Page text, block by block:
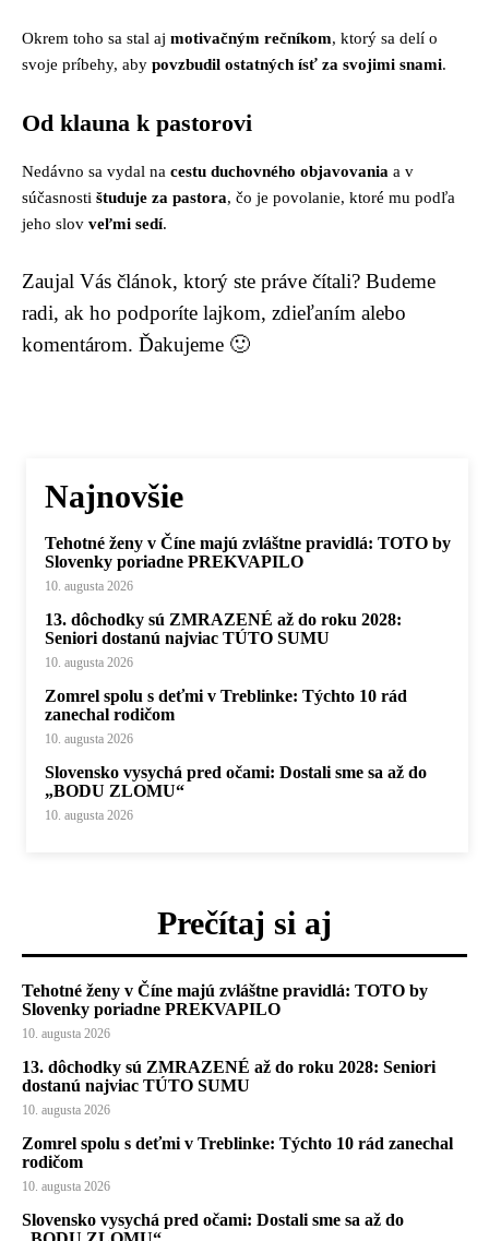
Okrem toho sa stal aj motivačným rečníkom, ktorý sa delí o
svoje príbehy, aby povzbudil ostatných ísť za svojimi snami.
Od klauna k pastorovi
Nedávno sa vydal na cestu duchovného objavovania a v
súčasnosti študuje za pastora, čo je povolanie, ktoré mu podľa
jeho slov veľmi sedí.
Zaujal Vás článok, ktorý ste práve čítali? Budeme
radi, ak ho podporíte lajkom, zdieľaním alebo
komentárom. Ďakujeme 🙂
Najnovšie
Tehotné ženy v Číne majú zvláštne pravidlá: TOTO by
Slovenky poriadne PREKVAPILO
10. augusta 2026
13. dôchodky sú ZMRAZENÉ až do roku 2028:
Seniori dostanú najviac TÚTO SUMU
10. augusta 2026
Zomrel spolu s deťmi v Treblinke: Týchto 10 rád
zanechal rodičom
10. augusta 2026
Slovensko vysychá pred očami: Dostali sme sa až do
„BODU ZLOMU“
10. augusta 2026
Prečítaj si aj
Tehotné ženy v Číne majú zvláštne pravidlá: TOTO by
Slovenky poriadne PREKVAPILO
10. augusta 2026
13. dôchodky sú ZMRAZENÉ až do roku 2028: Seniori
dostanú najviac TÚTO SUMU
10. augusta 2026
Zomrel spolu s deťmi v Treblinke: Týchto 10 rád zanechal
rodičom
10. augusta 2026
Slovensko vysychá pred očami: Dostali sme sa až do